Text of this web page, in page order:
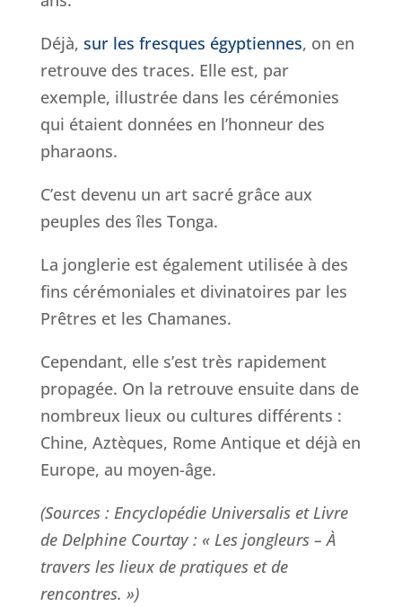
Déjà, sur les fresques égyptiennes, on en
retrouve des traces. Elle est, par
exemple, illustrée dans les cérémonies
qui étaient données en l’honneur des
pharaons.
C’est devenu un art sacré grâce aux
peuples des îles Tonga.
La jonglerie est également utilisée à des
fins cérémoniales et divinatoires par les
Prêtres et les Chamanes.
Cependant, elle s’est très rapidement
propagée. On la retrouve ensuite dans de
nombreux lieux ou cultures différents :
Chine, Aztèques, Rome Antique et déjà en
Europe, au moyen-âge.
(Sources : Encyclopédie Universalis et Livre
de Delphine Courtay : « Les jongleurs – À
travers les lieux de pratiques et de
rencontres. »)